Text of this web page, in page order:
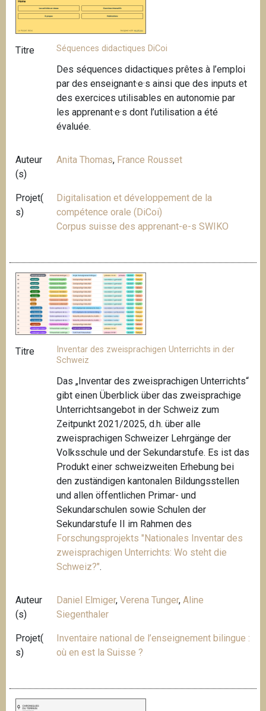
Titre Séquences didactiques DiCoi
Des séquences didactiques prêtes à l’emploi
par des enseignant·e·s ainsi que des inputs et
des exercices utilisables en autonomie par
les apprenant·e·s dont l’utilisation a été
évaluée.
Auteur
(s)
Anita Thomas, France Rousset
Projet(
s)
Digitalisation et développement de la
compétence orale (DiCoi)
Corpus suisse des apprenant-e-s SWIKO
Titre
Inventar des zweisprachigen Unterrichts in der
Schweiz
Das „Inventar des zweisprachigen Unterrichts“
gibt einen Überblick über das zweisprachige
Unterrichtsangebot in der Schweiz zum
Zeitpunkt 2021/2025, d.h. über alle
zweisprachigen Schweizer Lehrgänge der
Volksschule und der Sekundarstufe. Es ist das
Produkt einer schweizweiten Erhebung bei
den zuständigen kantonalen Bildungsstellen
und allen öffentlichen Primar- und
Sekundarschulen sowie Schulen der
Sekundarstufe II im Rahmen des
Forschungsprojekts " Nationales Inventar des
zweisprachigen Unterrichts: Wo steht die
Schweiz?".
Auteur
(s)
Daniel Elmiger,Verena Tunger,Aline
Siegenthaler
Projet(
s)
Inventaire national de l’enseignement bilingue :
où en est la Suisse ?